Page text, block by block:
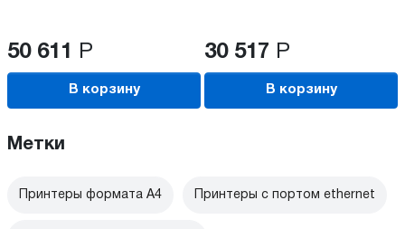
50 611 Р
В корзину
30 517 Р
В корзину
Метки
Принтеры формата А4 Принтеры с портом ethernet